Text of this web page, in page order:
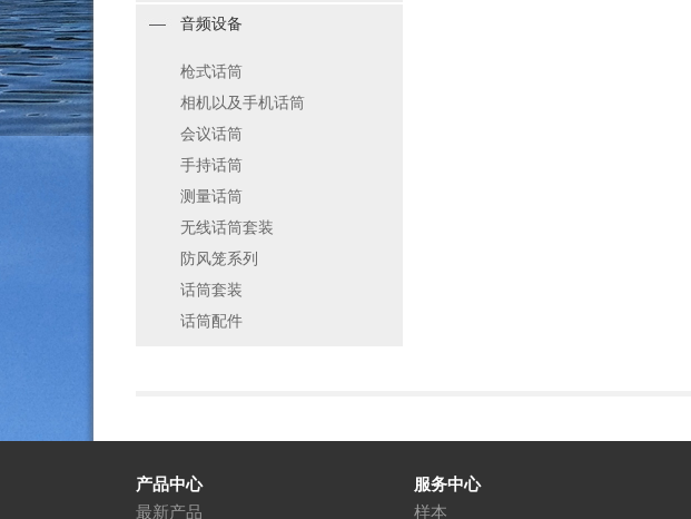
音频设备
枪式话筒
相机以及手机话筒
会议话筒
手持话筒
测量话筒
无线话筒套装
防风笼系列
话筒套装
话筒配件
产品中心
最新产品
服务中心
样本